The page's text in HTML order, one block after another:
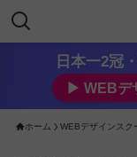
日本一2冠
▶︎ WEBデ
ホーム WEBデザインスク